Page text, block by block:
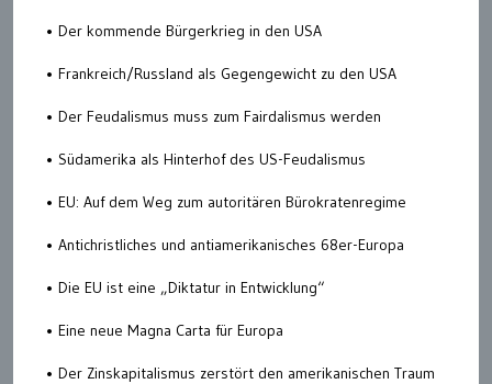
• Der kommende Bürgerkrieg in den USA
• Frankreich/Russland als Gegengewicht zu den USA
• Der Feudalismus muss zum Fairdalismus werden
• Südamerika als Hinterhof des US-Feudalismus
• EU: Auf dem Weg zum autoritären Bürokratenregime
• Antichristliches und antiamerikanisches 68er-Europa
• Die EU ist eine „Diktatur in Entwicklung“
• Eine neue Magna Carta für Europa
• Der Zinskapitalismus zerstört den amerikanischen Traum